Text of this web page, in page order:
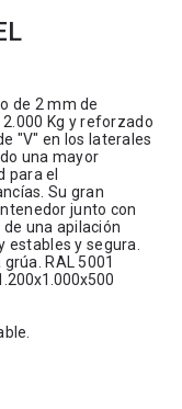
de 2 mm de
Kg y reforzado
"V" en los laterales
una mayor
para el
Su gran
junto con
una apilación
y segura.
RAL 5001